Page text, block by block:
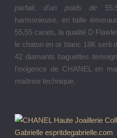
parfait, d’un poids de
harmonieuse, en taille
55,55 carats, la qualité D
le chaton en or blanc 18K serti
42 diamants baguettes
l’exigence de CHANEL en
maîtrise technique.